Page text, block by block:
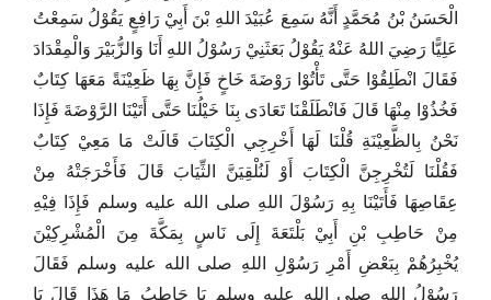
الْحَسَنُ بْنُ مُحَمَّدٍ أَنَّهُ سَمِعَ عُبَيْدَ اللهِ بْنَ أَبِيْ رَافِعٍ يَقُوْلُ سَمِعْتُ
عَلِيًّا رَضِيَ اللهُ عَنْهُ يَقُوْلُ بَعَثَنِيْ رَسُوْلُ اللهِ أَنَا وَالزُّبَيْرَ وَالْمِقْدَادَ
فَقَالَ انْطَلِقُوْا حَتَّى تَأْتُوْا رَوْضَةَ خَاخٍ فَإِنَّ بِهَا ظَعِيْنَةً مَعَهَا كِتَابٌ
فَخُذُوْا مِنْهَا قَالَ فَانْطَلَقْنَا تَعَادَى بِنَا خَيْلُنَا حَتَّى أَتَيْنَا الرَّوْضَةَ فَإِذَا
نَحْنُ بِالظَّعِيْنَةِ قُلْنَا لَهَا أَخْرِجِي الْكِتَابَ قَالَتْ مَا مَعِيْ كِتَابٌ
فَقُلْنَا لَتُخْرِجِنَّ الْكِتَابَ أَوْ لَنُلْقِيَنَّ الثِّيَابَ قَالَ فَأَخْرَجَتْهُ مِنْ
عِقَاصِهَا فَأَتَيْنَا بِهِ رَسُوْلَ اللهِ صلى الله عليه وسلم فَإِذَا فِيْهِ
مِنْ حَاطِبِ بْنِ أَبِيْ بَلْتَعَةَ إِلَى نَاسٍ بِمَكَّةَ مِنَ الْمُشْرِكِيْنَ
يُخْبِرُهُمْ بِبَعْضِ أَمْرِ رَسُوْلِ اللهِ صلى الله عليه وسلم فَقَالَ
رَسُوْلُ اللهِ صلى الله عليه وسلم يَا حَاطِبُ مَا هَذَا قَالَ يَا